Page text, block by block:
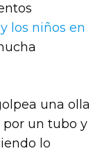
los niños en
una olla
por un tubo y
lo